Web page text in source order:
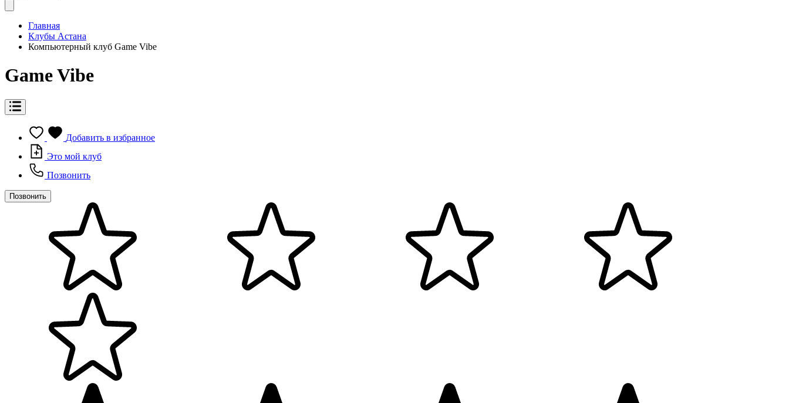
Главная
Клубы Астана
Компьютерный клуб Game Vibe
Game Vibe
Добавить в избранное
Это мой клуб
Позвонить
Позвонить